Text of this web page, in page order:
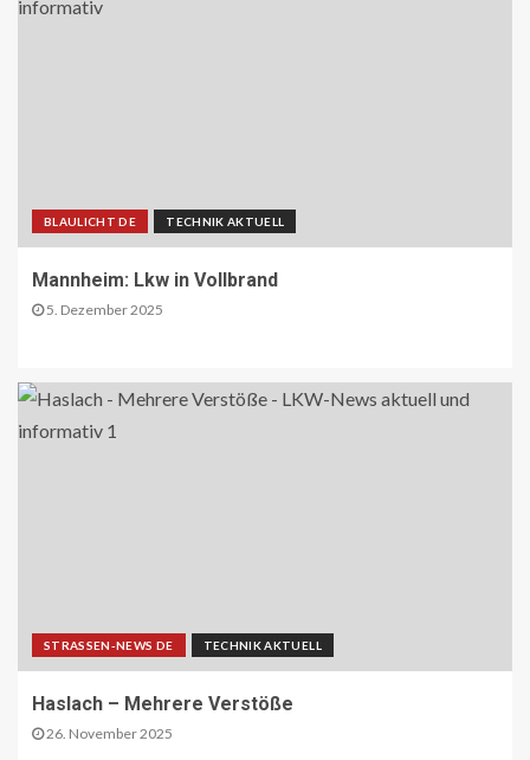
BLAULICHT DE TECHNIK AKTUELL
Mannheim: Lkw in Vollbrand
5. Dezember 2025
STRASSEN-NEWS DE TECHNIK AKTUELL
Haslach – Mehrere Verstöße
26. November 2025